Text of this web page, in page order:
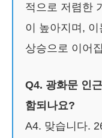
적으로 저렴한
이 높아지며,
상승으로 이어
Q4. 광화문 인
함되나요?
A4. 맞습니다.